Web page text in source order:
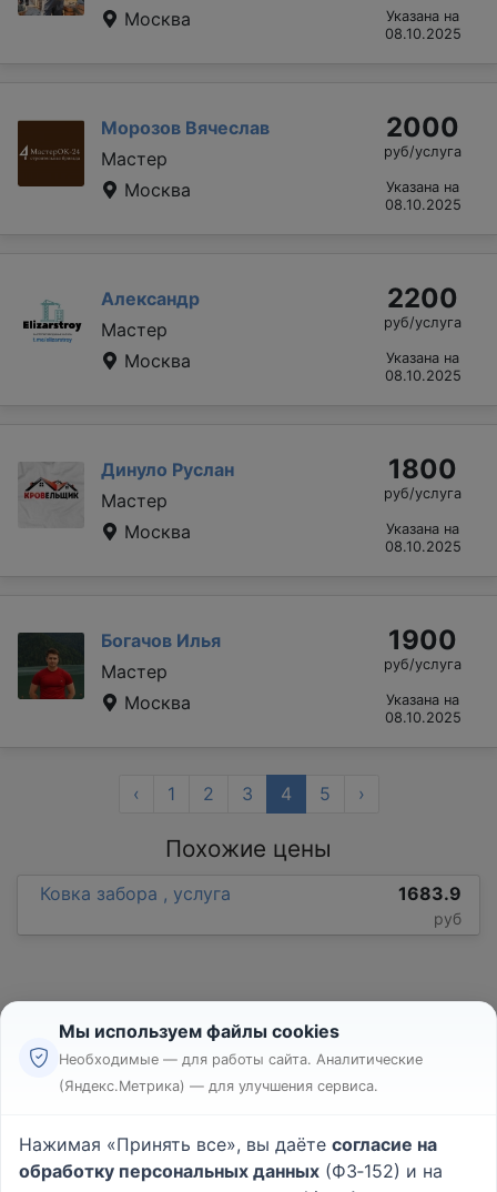
Москва
Указана на
08.10.2025
Морозов Вячеслав
Мастер
Москва
2000
руб/услуга
Указана на
08.10.2025
Александр
Мастер
Москва
2200
руб/услуга
Указана на
08.10.2025
Динуло Руслан
Мастер
Москва
1800
руб/услуга
Указана на
08.10.2025
Богачов Илья
Мастер
Москва
1900
руб/услуга
Указана на
08.10.2025
‹ 1 2 3 4 5 ›
Похожие цены
Ковка забора , услуга 1683.9
руб
Реклама
Пользовательское соглашение
Политика конфиденциальности
Мы используем файлы cookies
Необходимые — для работы сайта. Аналитические
(Яндекс.Метрика) — для улучшения сервиса.
Нажимая «Принять все», вы даёте согласие на
обработку персональных данных (ФЗ‑152) и на